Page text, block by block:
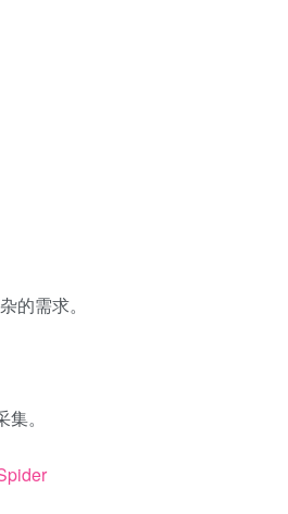
的需求。
。